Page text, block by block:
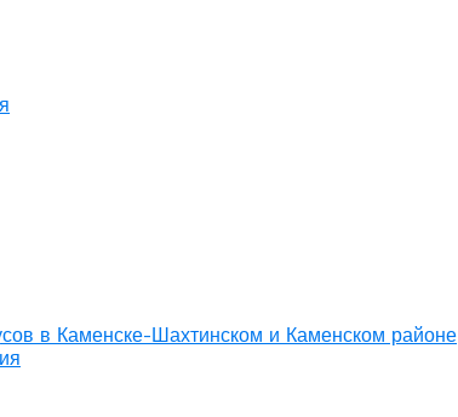
в Каменске-Шахтинском и Каменском районе